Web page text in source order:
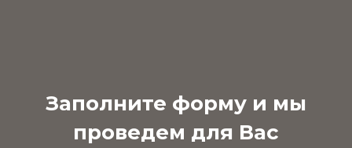
Заполните форму и мы
проведем для Вас